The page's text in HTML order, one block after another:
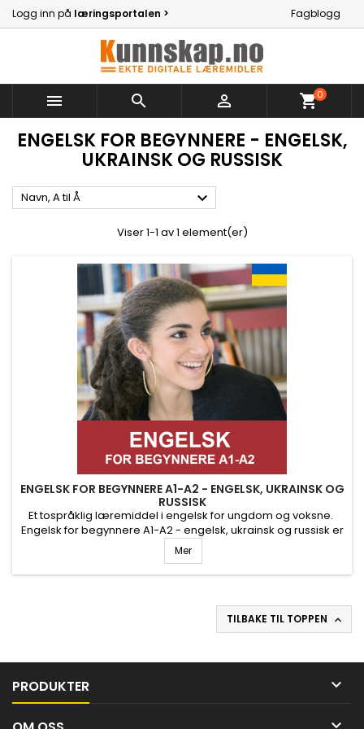
Logg inn på læringsportalen > Fagblogg
   shopping_cart0
ENGELSK FOR BEGYNNERE - ENGELSK,
UKRAINSK OG RUSSISK
Navn, A til Å 
Viser 1-1 av 1 element(er)
ENGELSK FOR BEGYNNERE A1-A2 - ENGELSK, UKRAINSK OG
RUSSISK
Et tospråklig læremiddel i engelsk for ungdom og voksne.
Engelsk for begynnere A1-A2 - engelsk, ukrainsk og russisk er
et læremiddel for ungdom og voksne som trenger å lære
engelsk fra nybegynnernivå. Minimumsbestilling på 2
lisenser. (1 elev- og 1 lærerlisens) Privatkunder må benytte
Mer
TILBAKE TIL TOPPEN 
PRODUKTER 